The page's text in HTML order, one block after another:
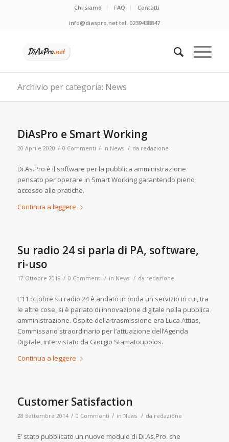
Chi siamo FAQ
Contatti
info@diaspro.net tel. 0239438847
Archivio per categoria: News
DiAsPro e Smart Working
20 Aprile 2020 / 0 Commenti / in News / da redazione
Di.As.Pro è il software per la pubblica amministrazione
pensato per operare in Smart Working garantendo pieno
accesso alle pratiche.
Continua a leggere
Su radio 24 si parla di PA, software,
ri-uso
17 Ottobre 2019 / 0 Commenti / in News / da redazione
L’11 ottobre su radio 24 è andato in onda un servizio in cui, tra
le altre cose, si è parlato di innovazione digitale nella pubblica
amministrazione. Ospite della trasmissione era Luca Attias,
Commissario straordinario per l’attuazione dell’Agenda
Digitale, intervistato da Giorgio Stamatoupolos.
Continua a leggere
Customer Satisfaction
28 Settembre 2014 / 0 Commenti / in News / da redazione
E’ stato pubblicato un nuovo modulo di Di.As.Pro. che